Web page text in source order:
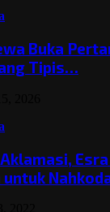
Buka
Tipis…
untuk